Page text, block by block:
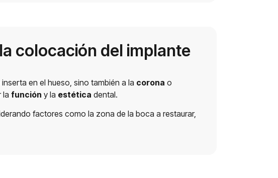
colocación del implante
en el hueso, sino también a la corona o
la función y la estética dental.
factores como la zona de la boca a restaurar,